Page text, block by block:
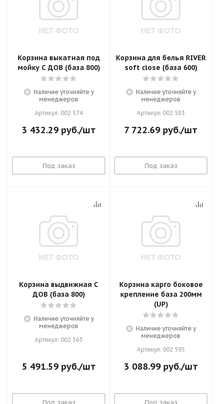
Корзина выкатная под
мойку С ДОВ (база 800)
Наличие уточняйте у
менеджеров
Артикул: 002 574
3 432.29руб./шт
Под заказ
Корзина для белья RIVER
soft close (база 600)
Наличие уточняйте у
менеджеров
Артикул: 002 583
7 722.69 руб./шт
Под заказ
Корзина выдвижная С
ДОВ (база 800)
Наличие уточняйте у
менеджеров
Артикул: 002 563
5 491.59руб./шт
Под заказ
Корзина карго боковое
крепление база 200мм
(UP)
Наличие уточняйте у
менеджеров
Артикул: 002 595
3 088.99руб./шт
Под заказ